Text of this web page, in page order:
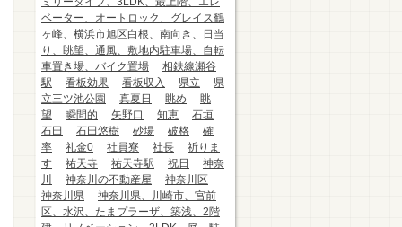
ベーター、オートロック、グレイス鶴
ヶ峰、横浜市旭区白根、南向き、日当
り、眺望、通風、敷地内駐車場、自転
車置き場、バイク置場
相鉄線瀬谷
駅
看板効果 看板収入 県立
県
立三ツ池公園
真夏日 眺め
眺
望
瞬間的 矢野口 知恵
石垣
石田
石田悠樹 砂場 破格
確
率
礼金0 社員寮 社長
祈りま
す
祐天寺 祐天寺駅 祝日
神奈
川
神奈川の不動産屋
神奈川区
神奈川県
神奈川県、川崎市、宮前
区、水沢、たまプラーザ、築浅、2階